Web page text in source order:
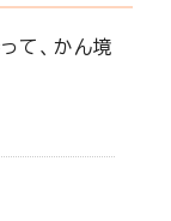
て、かん境